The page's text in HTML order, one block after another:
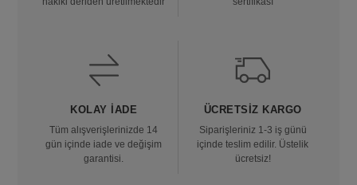
KOLAY İADE
Tüm alışverişlerinizde 14
gün içinde iade ve değişim
garantisi.
ÜCRETSIZ KARGO
Siparişleriniz 1-3 iş günü
içinde teslim edilir. Üstelik
ücretsiz!